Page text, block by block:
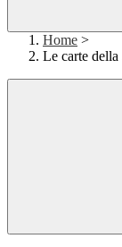
Home >
Le carte della